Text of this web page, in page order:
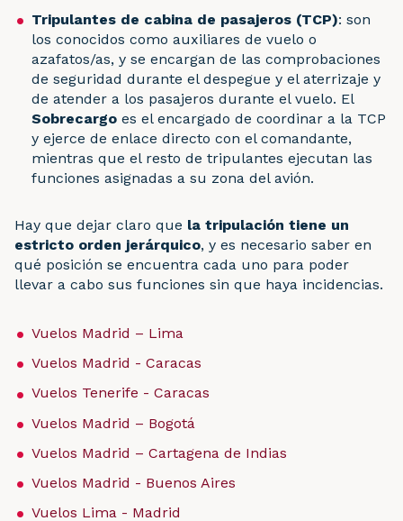
Tripulantes de cabina de pasajeros (TCP): son
los conocidos como auxiliares de vuelo o
azafatos/as, y se encargan de las comprobaciones
de seguridad durante el despegue y el aterrizaje y
de atender a los pasajeros durante el vuelo. El
Sobrecargo es el encargado de coordinar a la TCP
y ejerce de enlace directo con el comandante,
mientras que el resto de tripulantes ejecutan las
funciones asignadas a su zona del avión.
Hay que dejar claro que la tripulación tiene un
estricto orden jerárquico, y es necesario saber en
qué posición se encuentra cada uno para poder
llevar a cabo sus funciones sin que haya incidencias.
Vuelos Madrid – Lima
Vuelos Madrid - Caracas
Vuelos Tenerife - Caracas
Vuelos Madrid – Bogotá
Vuelos Madrid – Cartagena de Indias
Vuelos Madrid - Buenos Aires
Vuelos Lima - Madrid